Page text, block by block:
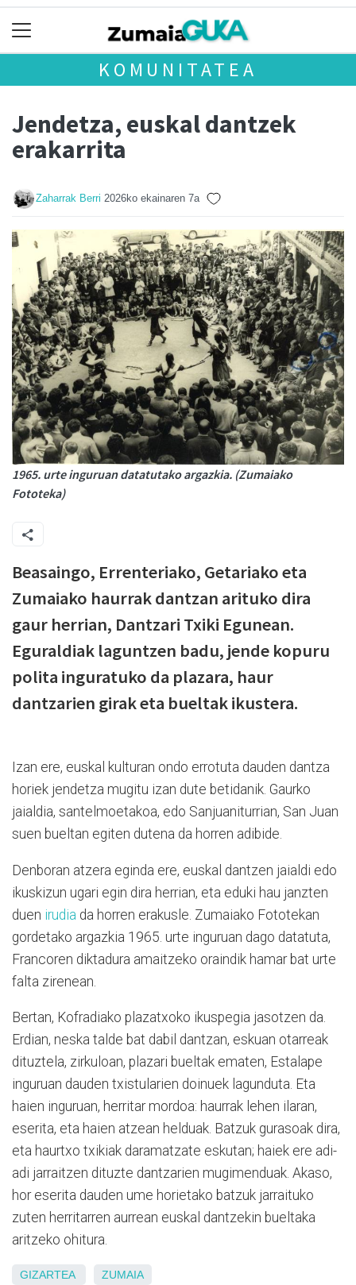
KOMUNITATEA
Jendetza, euskal dantzek
erakarrita
Zaharrak Berri 2026ko ekainaren 7a
1965. urte inguruan datatutako argazkia. (Zumaiako
Fototeka)
Beasaingo, Errenteriako, Getariako eta
Zumaiako haurrak dantzan arituko dira
gaur herrian, Dantzari Txiki Egunean.
Eguraldiak laguntzen badu, jende kopuru
polita inguratuko da plazara, haur
dantzarien girak eta bueltak ikustera.
Izan ere, euskal kulturan ondo errotuta dauden dantza
horiek jendetza mugitu izan dute betidanik. Gaurko
jaialdia, santelmoetakoa, edo Sanjuaniturrian, San Juan
suen bueltan egiten dutena da horren adibide.
Denboran atzera eginda ere, euskal dantzen jaialdi edo
ikuskizun ugari egin dira herrian, eta eduki hau janzten
duen irudia da horren erakusle. Zumaiako Fototekan
gordetako argazkia 1965. urte inguruan dago datatuta,
Francoren diktadura amaitzeko oraindik hamar bat urte
falta zirenean.
Bertan, Kofradiako plazatxoko ikuspegia jasotzen da.
Erdian, neska talde bat dabil dantzan, eskuan otarreak
dituztela, zirkuloan, plazari bueltak ematen, Estalape
inguruan dauden txistularien doinuek lagunduta. Eta
haien inguruan, herritar mordoa: haurrak lehen ilaran,
eserita, eta haien atzean helduak. Batzuk gurasoak dira,
eta haurtxo txikiak daramatzate eskutan; haiek ere adi-
adi jarraitzen dituzte dantzarien mugimenduak. Akaso,
hor eserita dauden ume horietako batzuk jarraituko
zuten herritarren aurrean euskal dantzekin bueltaka
aritzeko ohitura.
GIZARTEA ZUMAIA